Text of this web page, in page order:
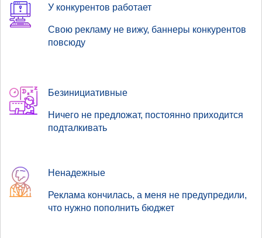
У конкурентов работает
Свою рекламу не вижу, баннеры конкурентов
повсюду
Безинициативные
Ничего не предложат, постоянно приходится
подталкивать
Ненадежные
Реклама кончилась, а меня не предупредили,
что нужно пополнить бюджет